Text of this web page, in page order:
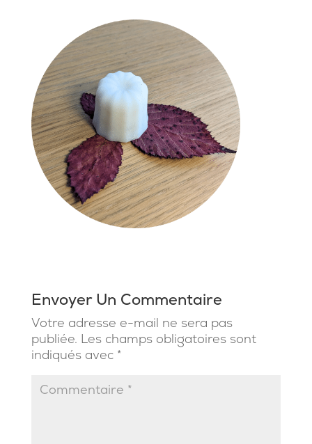
Envoyer Un Commentaire
Votre adresse e-mail ne sera pas
publiée. Les champs obligatoires sont
indiqués avec *